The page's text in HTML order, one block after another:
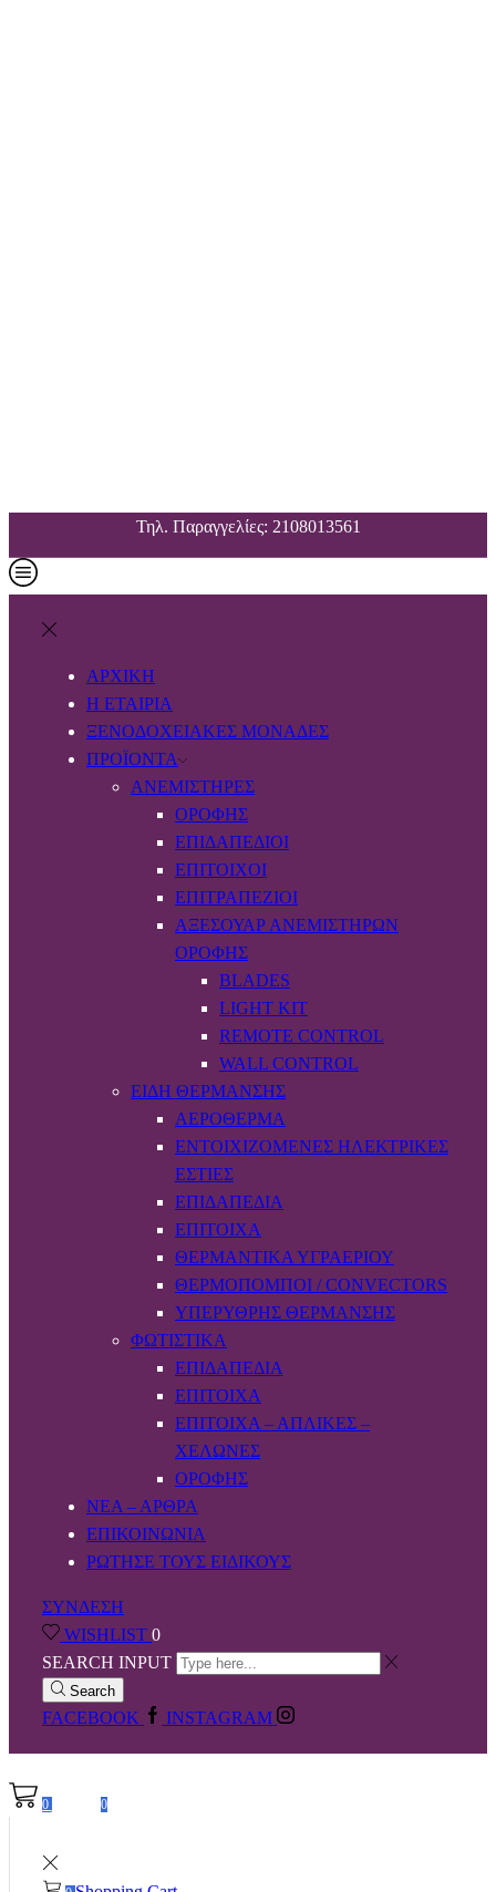
Τηλ. Παραγγελίες: 2108013561
ΑΡΧΙΚΗ
Η ΕΤΑΙΡΙΑ
ΞΕΝΟΔΟΧΕΙΑΚΕΣ ΜΟΝΑΔΕΣ
ΠΡΟΪΟΝΤΑ
ΑΝΕΜΙΣΤΉΡΕΣ
ΟΡΟΦΉΣ
ΕΠΙΔΑΠΈΔΙΟΙ
ΕΠΊΤΟΙΧΟΙ
ΕΠΙΤΡΑΠΈΖΙΟΙ
ΑΞΕΣΟΥΆΡ ΑΝΕΜΙΣΤΉΡΩΝ
ΟΡΟΦΉΣ
BLADES
LIGHT KIT
REMOTE CONTROL
WALL CONTROL
ΕΊΔΗ ΘΈΡΜΑΝΣΗΣ
ΑΕΡΌΘΕΡΜΑ
ΕΝΤΟΙΧΙΖΌΜΕΝΕΣ ΗΛΕΚΤΡΙΚΈΣ
ΕΣΤΊΕΣ
ΕΠΙΔΑΠΈΔΙΑ
ΕΠΊΤΟΙΧΑ
ΘΕΡΜΑΝΤΙΚΆ ΥΓΡΑΕΡΊΟΥ
ΘΕΡΜΟΠΟΜΠΟΊ / CONVECTORS
ΥΠΈΡΥΘΡΗΣ ΘΈΡΜΑΝΣΗΣ
ΦΩΤΙΣΤΙΚΆ
ΕΠΙΔΑΠΈΔΙΑ
ΕΠΊΤΟΙΧΑ
ΕΠΊΤΟΙΧΑ – ΑΠΛΊΚΕΣ –
ΧΕΛΏΝΕΣ
ΟΡΟΦΉΣ
ΝΕΑ – ΑΡΘΡΑ
ΕΠΙΚΟΙΝΩΝΙΑ
ΡΩΤΗΣΕ ΤΟΥΣ ΕΙΔΙΚΟΥΣ
ΣΥΝΔΕΣΗ
WISHLIST 0
SEARCH INPUT
Search
FACEBOOK INSTAGRAM
00,00 0